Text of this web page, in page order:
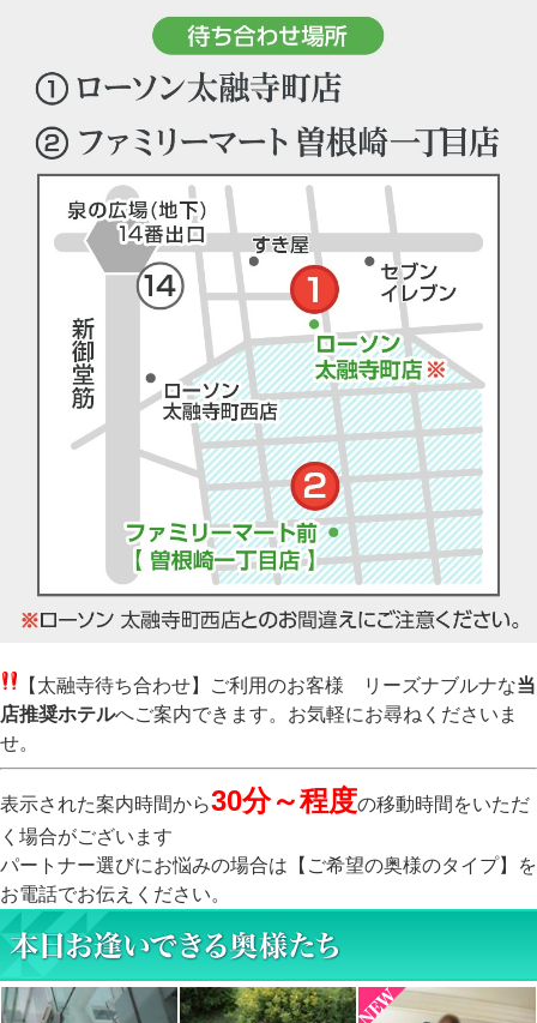
【太融寺待ち合わせ】ご利用のお客様 リーズナブルナな当
店推奨ホテルへご案内できます。お気軽にお尋ねくださいま
せ。
表示された案内時間から30分～程度の移動時間をいただ
く場合がございます
パートナー選びにお悩みの場合は【ご希望の奥様のタイプ】を
お電話でお伝えください。